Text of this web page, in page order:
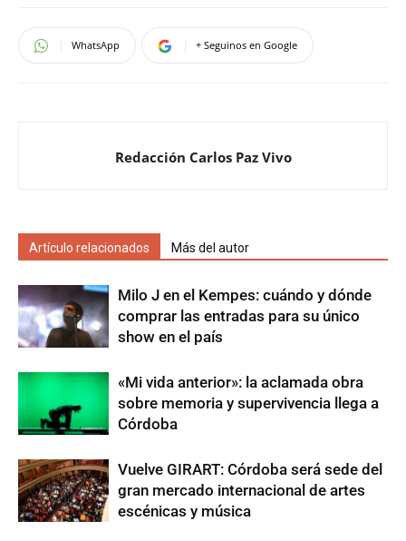
WhatsApp + Seguinos en Google
Redacción Carlos Paz Vivo
Artículo relacionados Más del autor
Milo J en el Kempes: cuándo y dónde
comprar las entradas para su único
show en el país
«Mi vida anterior»: la aclamada obra
sobre memoria y supervivencia llega a
Córdoba
Vuelve GIRART: Córdoba será sede del
gran mercado internacional de artes
escénicas y música